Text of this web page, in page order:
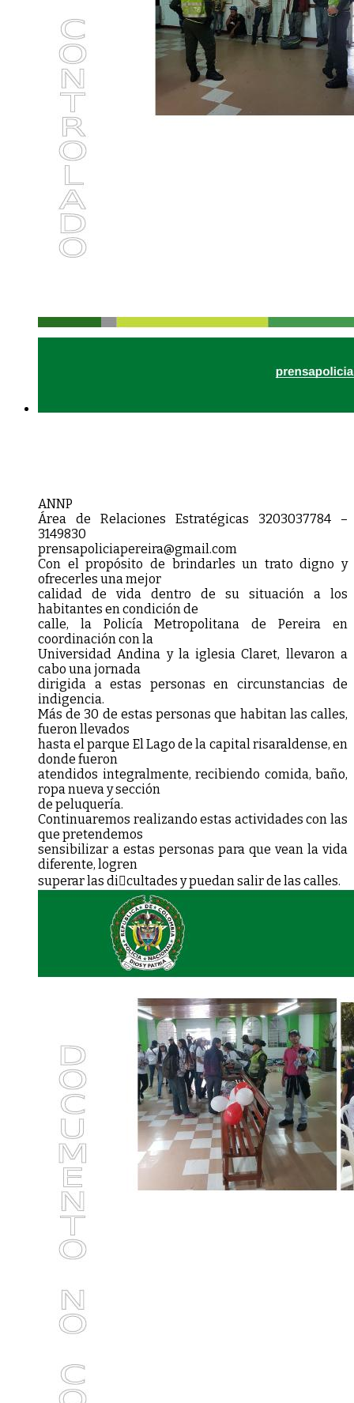
ANNP
Área de Relaciones Estratégicas 3203037784 –
3149830
prensapoliciapereira@gmail.com
Con el propósito de brindarles un trato digno y
ofrecerles una mejor
calidad de vida dentro de su situación a los
habitantes en condición de
calle, la Policía Metropolitana de Pereira en
coordinación con la
Universidad Andina y la iglesia Claret, llevaron a
cabo una jornada
dirigida a estas personas en circunstancias de
indigencia.
Más de 30 de estas personas que habitan las calles,
fueron llevados
hasta el parque El Lago de la capital risaraldense, en
donde fueron
atendidos integralmente, recibiendo comida, baño,
ropa nueva y sección
de peluquería.
Continuaremos realizando estas actividades con las
que pretendemos
sensibilizar a estas personas para que vean la vida
diferente, logren
superar las dicultades y puedan salir de las calles.